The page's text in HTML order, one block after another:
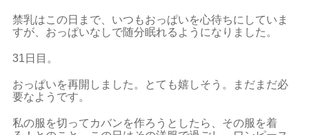
禁乳はこの日まで、いつもおっぱいを心待ちにしていま
すが、おっぱいなしで随分眠れるようになりました。
31日目。
おっぱいを再開しました。とても嬉しそう。まだまだ必
要なようです。
私の服を切ってカバンを作ろうとしたら、その服を着